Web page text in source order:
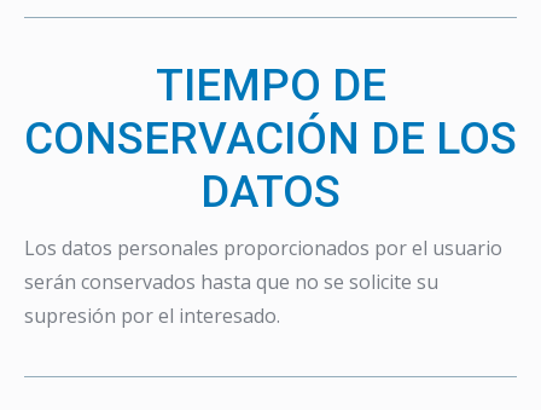
TIEMPO DE
CONSERVACIÓN DE LOS
DATOS
Los datos personales proporcionados por el usuario
serán conservados hasta que no se solicite su
supresión por el interesado.